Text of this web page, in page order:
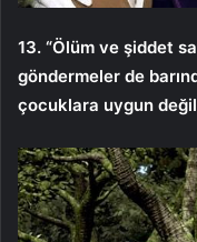
13. “Ölüm ve şiddet
göndermeler de
çocuklara uygun